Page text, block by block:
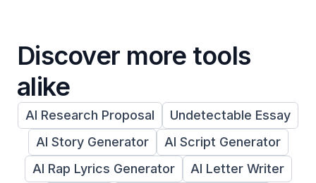
Discover more tools
alike
AI Research Proposal
Undetectable Essay
AI Story Generator
AI Script Generator
AI Rap Lyrics Generator
AI Letter Writer